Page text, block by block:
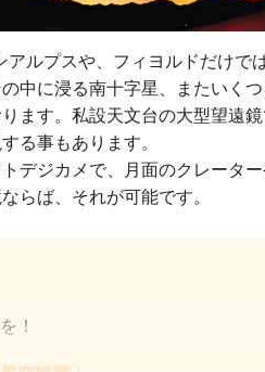
アルプスや、フィヨルドだけで
中に浸る南十字星、またいく
ます。私設天文台の大型望遠
る事もあります。
デジカメで、月面のクレータ
らば、それが可能です。
！